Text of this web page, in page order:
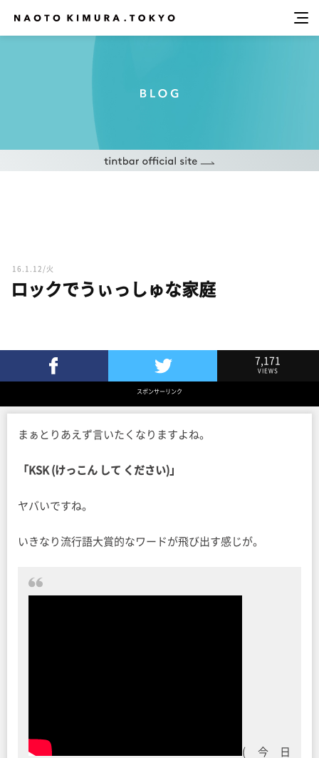
16.1.12/火
ロックでうぃっしゅな家庭
Twitterでツイート
7,171
VIEWS
スポンサーリンク
まぁとりあえず言いたくなりますよね。
「KSK (けっこん して ください)」
ヤバいですね。
いきなり流行語大賞的なワードが飛び出す感じが。
(今日